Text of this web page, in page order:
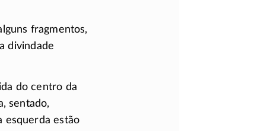
fragmentos,
divindade
do centro da
sentado,
esquerda estão